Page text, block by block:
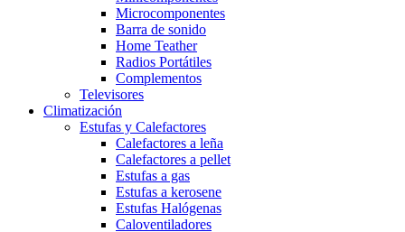
Microcomponentes
Barra de sonido
Home Teather
Radios Portátiles
Complementos
Televisores
Climatización
Estufas y Calefactores
Calefactores a leña
Calefactores a pellet
Estufas a gas
Estufas a kerosene
Estufas Halógenas
Caloventiladores